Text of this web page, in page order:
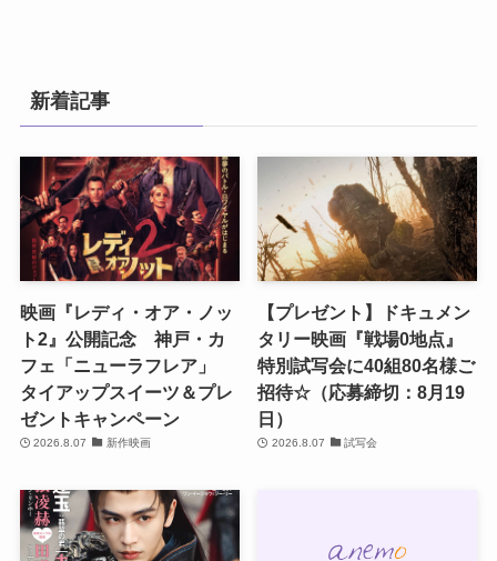
新着記事
映画『レディ・オア・ノッ
ト2』公開記念 神戸・カ
フェ「ニューラフレア」
タイアップスイーツ＆プレ
ゼントキャンペーン
2026.8.07 新作映画
【プレゼント】ドキュメン
タリー映画『戦場0地点』
特別試写会に40組80名様ご
招待☆（応募締切：8月19
日）
2026.8.07 試写会